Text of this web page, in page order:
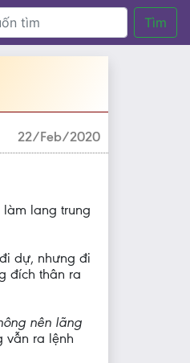
Tìm
22/Feb/2020
lang trung
dự, nhưng đi
đích thân ra
nên lãng
vẫn ra lệnh